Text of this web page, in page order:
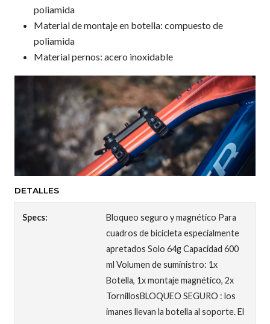
poliamida
Material de montaje en botella: compuesto de
poliamida
Material pernos: acero inoxidable
DETALLES
Specs:
Bloqueo seguro y magnético Para
cuadros de bicicleta especialmente
apretados Solo 64g Capacidad 600
ml Volumen de suministro: 1x
Botella, 1x montaje magnético, 2x
TornillosBLOQUEO SEGURO : los
imanes llevan la botella al soporte. El